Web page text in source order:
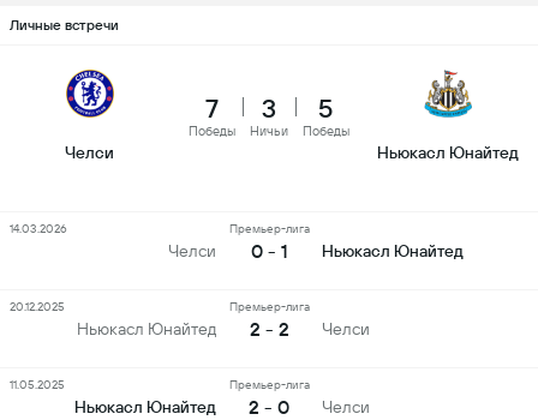
Личные встречи
Челси
7
Победы
3
Ничьи
5
Победы
Ньюкасл Юнайтед
Челси
Премьер-лига
0 - 1 Ньюкасл Юнайтед
14.03.2026
Ньюкасл Юнайтед
Премьер-лига
2 - 2 Челси
20.12.2025
Ньюкасл Юнайтед
Премьер-лига
2 - 0 Челси
11.05.2025